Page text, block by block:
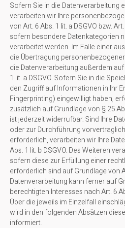
Sofern Sie in die Datenverarbeitung
verarbeiten wir Ihre
von Art. 6 Abs. 1 lit. a DSGVO bzw.
sofern besondere Datenkategorien
verarbeitet werden. Im Falle einer
die Übertragung
die Datenverarbeitung außerdem
1 lit. a DSGVO. Sofern Sie in die
den Zugriff auf Informationen in Ihr
Fingerprinting) eingewilligt haben,
zusätzlich auf Grundlage von § 25
ist jederzeit widerrufbar. Sind Ihre
oder zur Durchführung
erforderlich, verarbeiten wir Ihre
Abs. 1 lit. b DSGVO. Des Weiteren
sofern diese zur Erfüllung einer
erforderlich sind auf Grundlage von
Datenverarbeitung kann ferner auf
berechtigten Interesses nach Art. 6
Über die jeweils im Einzelfall
wird in den folgenden Absätzen
informiert.